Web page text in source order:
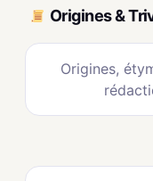
Origines &
Origines,